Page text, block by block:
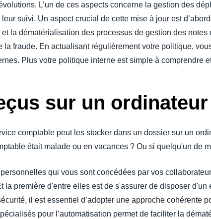
L’un de ces aspects concerne la gestion des
suivi. Un aspect crucial de cette mise à jour est
et la dématérialisation des processus de gestion des
la fraude. En actualisant régulièrement votre politique,
Plus votre politique interne est simple à comprendre
sur un ordinateur
comptable peut les stocker dans un dossier sur un
était malade ou en vacances ? Ou si quelqu'un de
qui vous sont concédées par vos
la première d'entre elles est de s'assurer de disposer
il est essentiel d’adopter une approche cohérente
pour l’automatisation permet de faciliter la